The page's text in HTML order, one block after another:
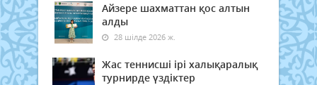
Айзере шахматтан қос алтын
алды
28 шілде 2026 ж.
Жас теннисші ірі халықаралық
турнирде үздіктер